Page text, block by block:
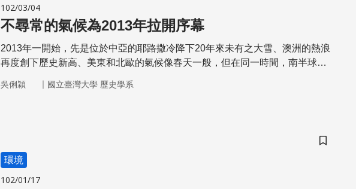
102/03/04
不尋常的氣候為2013年拉開序幕
2013年一開始，先是位於中亞的耶路撒冷降下20年來未有之大雪、澳洲的熱浪
再度創下歷史新高、美東和北歐的氣候像春天一般，但在同一時間，南半球的
成的暖化之間有清楚的關聯，甚至發現暖化已經影響到了全球大尺度的溫度調
吳俐穎 ｜ 國立臺灣大學 歷史學系
儲存書籤
環境
102/01/17